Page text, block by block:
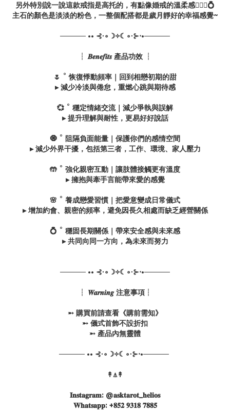
另外特別說一說這款戒指是高托的，有點像婚戒的溫柔感👰🏻‍♀💍
主石的顏色是淡淡的粉色，一整個配搭都是歲月靜好的幸福感覺~
───── •• ⊰∙∘☽༓☾∘∙⊱⋅•─────
┆ 𝑩𝒆𝒏𝒆𝒇𝒊𝒕𝒔 產品功效 ┆
🌷 ˚ 恢復悸動頻率｜回到相戀初期的甜
▸ 減少冷淡與倦怠，重燃心跳與期待感
💞 ˚ 穩定情緒交流｜減少爭執與誤解
▸ 提升理解與耐性，更易好好說話
🧿 ˚ 阻隔負面能量｜保護你們的感情空間
▸ 減少外界干擾，包括第三者，工作、環境、家人壓力
🤲 ˚ 強化親密互動｜讓肢體接觸更有溫度
▸ 擁抱與牽手言能帶來愛的感覺
🌸 ˚ 養成戀愛習慣｜把愛意變成日常儀式
▸ 增加約會、親密的頻率，避免因長久相處而缺乏經營關係
💍 ˚ 穩固長期關係｜帶來安全感與未來感
▸ 共同向同一方向，為未來而努力
───── •• ⊰∙∘☽༓☾∘∙⊱⋅•─────
┆ 𝑾𝒂𝒓𝒏𝒊𝒏𝒈 注意事項┆
➵ 購買前請查看《購前需知》
➵ 儀式首飾不設折扣
➵ 產品內無靈體
───── •• ⊰∙∘☽༓☾∘∙⊱⋅•─────
↟⍋↟
𝐈𝐧𝐬𝐭𝐚𝐠𝐫𝐚𝐦: @𝐚𝐬𝐤𝐭𝐚𝐫𝐨𝐭_𝐡𝐞𝐥𝐢𝐨𝐬
𝐖𝐡𝐚𝐭𝐬𝐚𝐩𝐩: +𝟖𝟓𝟐 𝟗𝟑𝟏𝟖 𝟕𝟖𝟖𝟓